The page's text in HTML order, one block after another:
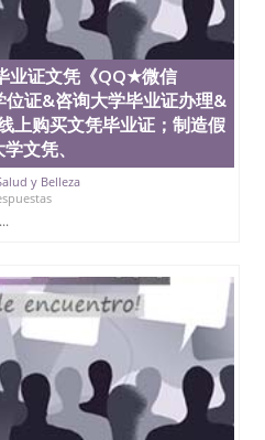
补充毕业证成绩单等相关
号，付定金； 4、预约递
本人一起去留服递交材
果书留服直接邮寄给客户
余款。 我们对海外大学及
的材料，尺寸大小，防伪
纹，钢印LOGO烫金烫
叠。 文字图案浮雕，激光
印防伪）都有原版本文凭
客户群体的认可，同时和
能做到与时俱进，及时掌握
海外学历文凭的样版，尺
术等等，并在时间收集到
需求。 我们的优势： 我
坚持较高性价比，通过品
情诠释什么是高性价比。
Q/微
绩单、教育部认证,录取通
.
业证文凭《QQ★微信
证&咨询大学毕业证办理&
上购买文凭毕业证；制造假
文凭、
y Belleza
...